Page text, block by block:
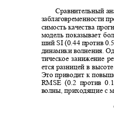
Сравнительный
заблаговременности
симость качества
модель показывает
ший SI (0.44 против 0.5
динамики волнения.
тическое занижение
ется разницей в
Это приводит к
RMSE (0.2 против
волны, приходящие с